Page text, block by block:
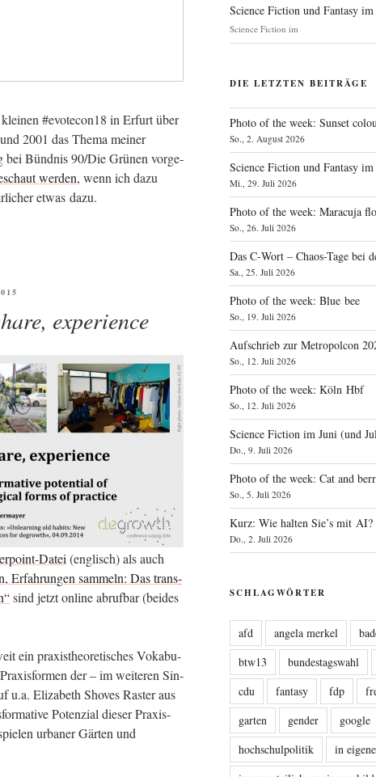
#evotecon18 in Erfurt über
2001 das The­ma mei­ner
bei Bünd­nis 90/Die Grü­nen vor­ge­
wer­den, wenn ich dazu
etwas dazu.
experience
Datei (eng­lisch) als auch
Erfah­run­gen sam­meln: Das trans­
sind jetzt online abruf­bar (bei­des
ein pra­xis­theo­re­ti­sches Voka­bu­
der – im wei­te­ren Sin­
u.a. Eliza­beth Sho­ves Ras­ter aus
Poten­zi­al die­ser Pra­xis­
urba­ner Gär­ten und
Science Fiction und Fantasy
Science Fiction im
DIE LETZTEN BEITRÄGE
Photo of the week: Sunset
So., 2. August 2026
Science Fiction und Fantasy
Mi., 29. Juli 2026
Photo of the week: Maracuja
So., 26. Juli 2026
Das C‑Wort – Chaos-Tage bei
Sa., 25. Juli 2026
Photo of the week: Blue bee
So., 19. Juli 2026
Aufschrieb zur Metropolcon
So., 12. Juli 2026
Photo of the week: Köln Hbf
So., 12. Juli 2026
Science Fiction im Juni (und
Do., 9. Juli 2026
Photo of the week: Cat and
So., 5. Juli 2026
Kurz: Wie halten Sie’s mit AI?
Do., 2. Juli 2026
SCHLAGWÖRTER
afd angela merkel
btw13
bundestagswahl
cdu
fantasy fdp
garten
gender google
hochschulpolitik
in